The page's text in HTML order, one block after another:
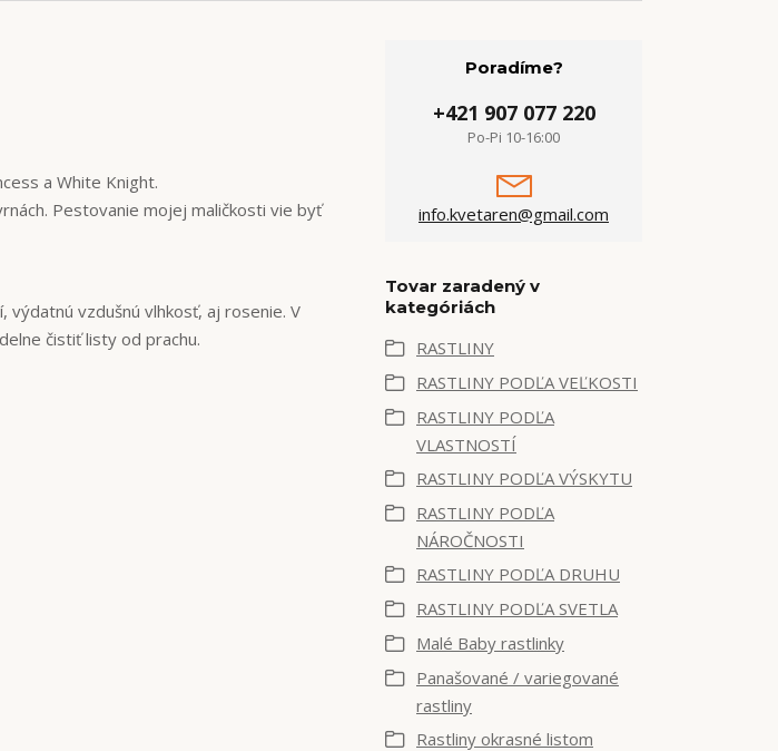
a White Knight.
Pestovanie mojej maličkosti vie byť
vzdušnú vlhkosť, aj rosenie. V
čistiť listy od prachu.
Poradíme?
+421 907 077 220
Po-Pi 10-16:00
info.kvetaren@gmail.com
Tovar zaradený v
kategóriách
RASTLINY
RASTLINY PODĽA VEĽKOSTI
RASTLINY PODĽA
VLASTNOSTÍ
RASTLINY PODĽA VÝSKYTU
RASTLINY PODĽA
NÁROČNOSTI
RASTLINY PODĽA DRUHU
RASTLINY PODĽA SVETLA
Malé Baby rastlinky
Panašované / variegované
rastliny
Rastliny okrasné listom